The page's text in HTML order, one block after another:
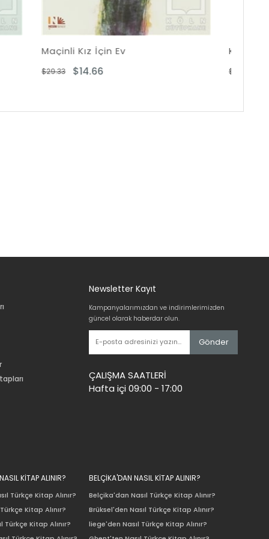
Korkudan Korkmak
Newsletter Kayıt
Kampanyalarımızdan ve indirimlerimizden
güncel olarak haberdar olun.
Gönder
ÇALIŞMA SAATLERİ
Hafta içi 09:00 - 17:00
KİTAP ALINIR?
Türkçe Kitap Alınır?
Kitap Alınır?
Türkçe Kitap Alınır?
BELÇİKA'DAN NASIL KİTAP ALINIR?
Belçika'dan Nasıl Türkçe Kitap Alınır?
Brüksel'den Nasıl Türkçe Kitap Alınır?
liege'den Nasıl Türkçe Kitap Alınır?